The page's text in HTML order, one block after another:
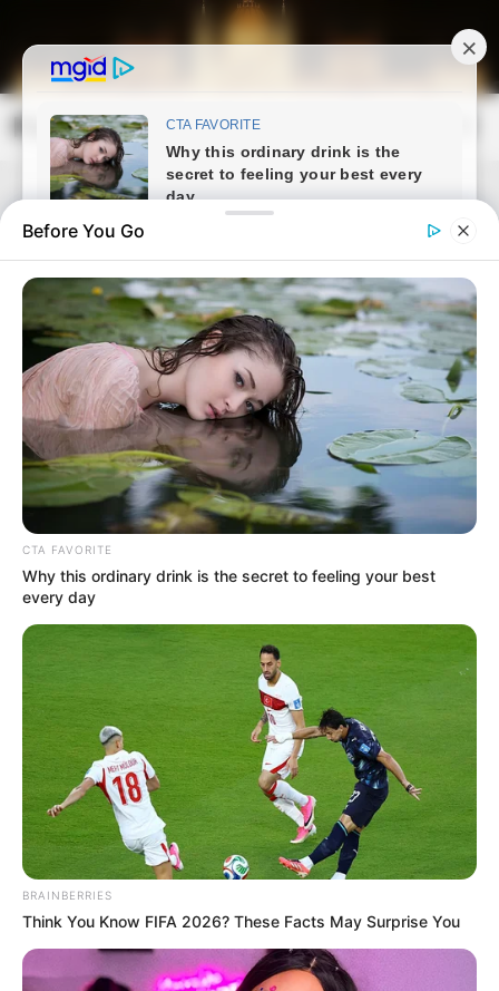
content
Magyarország Kincsei
Posted
in
Friss hírek
Győzike kiborult, hogy barátnője
van a 71 éves, özvegy apjának:
„Szégyellje magát!”
Before You Go
CTA FAVORITE
Why this ordinary drink is the secret to feeling your best
every day
BRAINBERRIES
Think You Know FIFA 2026? These Facts May Surprise You